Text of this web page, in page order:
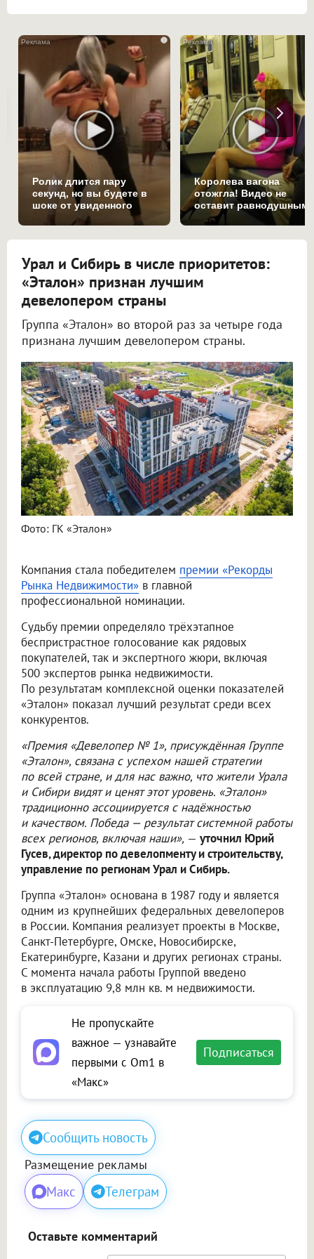
i
Ролик длится пару
секунд, но вы будете в
шоке от увиденного
Королева вагона
отожгла! Видео не
оставит равнодушным
Урал и Сибирь в числе приоритетов:
«Эталон» признан лучшим
девелопером страны
Группа «Эталон» во второй раз за четыре года
признана лучшим девелопером страны.
Фото: ГК «Эталон»
Компания стала победителем премии «Рекорды
Рынка Недвижимости» в главной
профессиональной номинации.
Судьбу премии определяло трёхэтапное
беспристрастное голосование как рядовых
покупателей, так и экспертного жюри, включая
500 экспертов рынка недвижимости.
По результатам комплексной оценки показателей
«Эталон» показал лучший результат среди всех
конкурентов.
«Премия «Девелопер № 1», присуждённая Группе
«Эталон», связана с успехом нашей стратегии
по всей стране, и для нас важно, что жители Урала
и Сибири видят и ценят этот уровень. «Эталон»
традиционно ассоциируется с надёжностью
и качеством. Победа — результат системной работы
всех регионов, включая наши», — уточнил Юрий
Гусев, директор по девелопменту и строительству,
управление по регионам Урал и Сибирь.
Группа «Эталон» основана в 1987 году и является
одним из крупнейших федеральных девелоперов
в России. Компания реализует проекты в Москве,
Санкт-Петербурге, Омске, Новосибирске,
Екатеринбурге, Казани и других регионах страны.
С момента начала работы Группой введено
в эксплуатацию 9,8 млн кв. м недвижимости.
Не пропускайте
важное — узнавайте
первыми с Om1 в
«Макс»
Подписаться
Сообщить новость
Размещение рекламы
Макс Телеграм
Оставьте комментарий